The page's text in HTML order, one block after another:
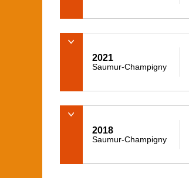
2021
Saumur-Champigny
2018
Saumur-Champigny